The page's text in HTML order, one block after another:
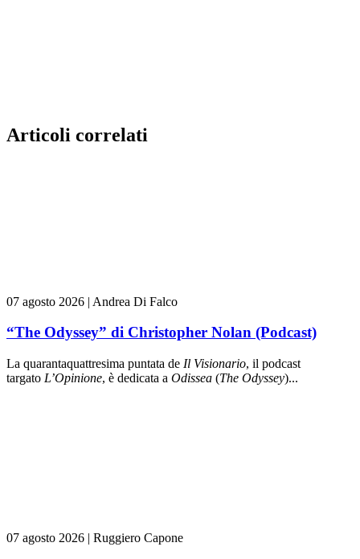
Articoli correlati
07 agosto 2026 | Andrea Di Falco
“The Odyssey” di Christopher Nolan (Podcast)
La quarantaquattresima puntata de Il Visionario, il podcast
targato L’Opinione, è dedicata a Odissea (The Odyssey)...
07 agosto 2026 | Ruggiero Capone